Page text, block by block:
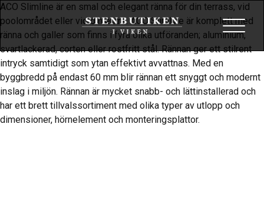
ACO Slimline är en smal och elegant ränna för din terrass, vid
poolområdet eller vid din entré. ACO Slimline är komplett med
ränna och galler som finns i fyra olika utföranden; aluminium,
svartlackerad, corten eller rostfritt stål. Rännan ger ett stilrent
intryck samtidigt som ytan effektivt avvattnas. Med en
byggbredd på endast 60 mm blir rännan ett snyggt och modernt
inslag i miljön. Rännan är mycket snabb- och lättinstallerad och
har ett brett tillvalssortiment med olika typer av utlopp och
dimensioner, hörnelement och monteringsplattor.
Toggle